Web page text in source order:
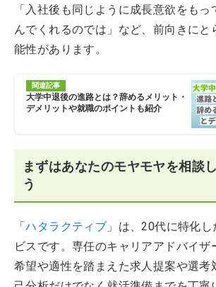
「入社後も同じように成長意欲をもっ
んでくれるのでは」など、前向きにと
能性があります。
関連記事
大学中退後の進路とは？辞めるメリット・
デメリットや就職のポイントも紹介
まずはあなたのモヤモヤを相談
う
「ハタラクティブ 」は、20代に特化
ビスです。専任のキャリアアドバイザ
希望や適性を踏まえた求人提案や選考